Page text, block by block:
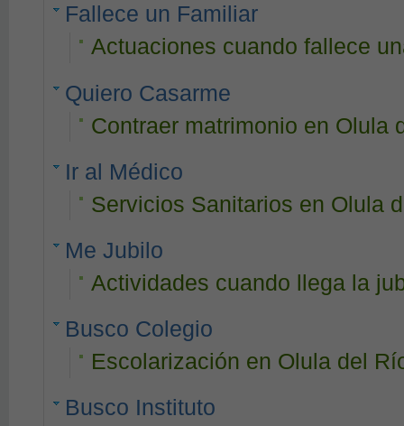
Fallece un Familiar
Actuaciones cuando fallece
Quiero Casarme
Contraer matrimonio en Olula
Ir al Médico
Servicios Sanitarios en Olula
Me Jubilo
Actividades cuando llega la
Busco Colegio
Escolarización en Olula del
Busco Instituto